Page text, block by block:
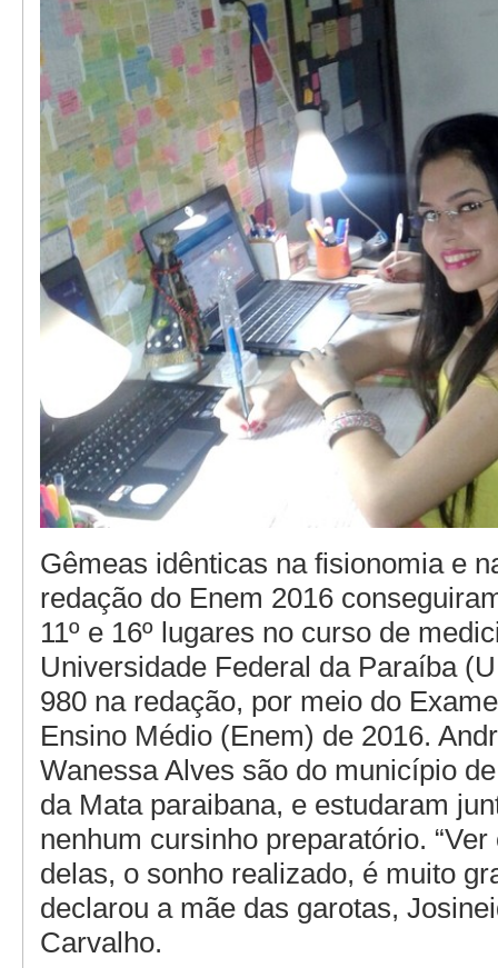
Gêmeas idênticas na fisionomia e
redação do Enem 2016
11º e 16º lugares no curso de
Universidade Federal da Paraíba
980 na redação, por meio do
Ensino Médio (Enem) de 2016.
Wanessa Alves são do município
da Mata paraibana, e estudaram
nenhum cursinho preparatório.
delas, o sonho realizado, é muito
declarou a mãe das garotas,
Carvalho.